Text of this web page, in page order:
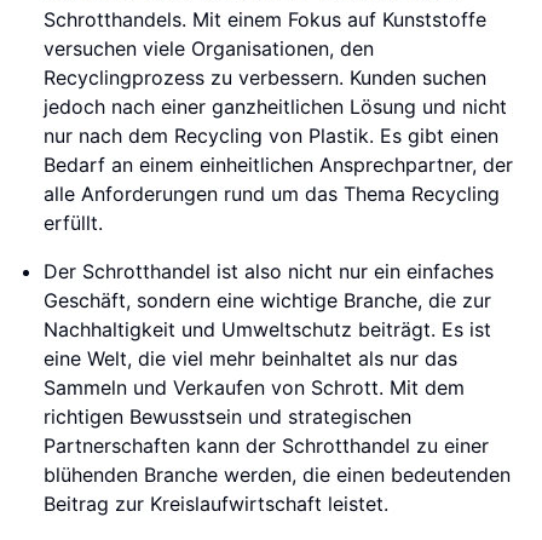
Schrotthandels. Mit einem Fokus auf Kunststoffe
versuchen viele Organisationen, den
Recyclingprozess zu verbessern. Kunden suchen
jedoch nach einer ganzheitlichen Lösung und nicht
nur nach dem Recycling von Plastik. Es gibt einen
Bedarf an einem einheitlichen Ansprechpartner, der
alle Anforderungen rund um das Thema Recycling
erfüllt.
Der Schrotthandel ist also nicht nur ein einfaches
Geschäft, sondern eine wichtige Branche, die zur
Nachhaltigkeit und Umweltschutz beiträgt. Es ist
eine Welt, die viel mehr beinhaltet als nur das
Sammeln und Verkaufen von Schrott. Mit dem
richtigen Bewusstsein und strategischen
Partnerschaften kann der Schrotthandel zu einer
blühenden Branche werden, die einen bedeutenden
Beitrag zur Kreislaufwirtschaft leistet.